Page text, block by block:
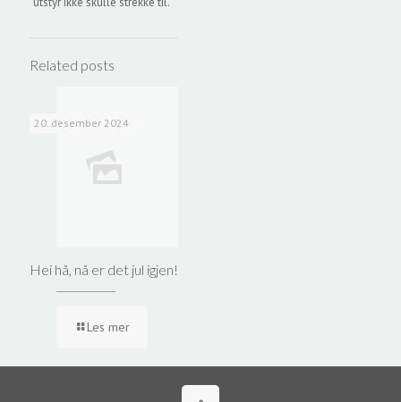
Related posts
20. desember 2024
Hei hå, nå er det jul igjen!
Les mer